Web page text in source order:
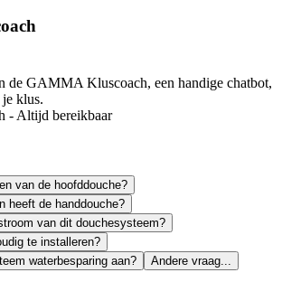
de GAMMA Kluscoach, een handige chatbot,
klus.
- Altijd bereikbaar
van de hoofddouche?
heeft de handdouche?
van dit douchesysteem?
te installeren?
waterbesparing aan?
Andere vraag...